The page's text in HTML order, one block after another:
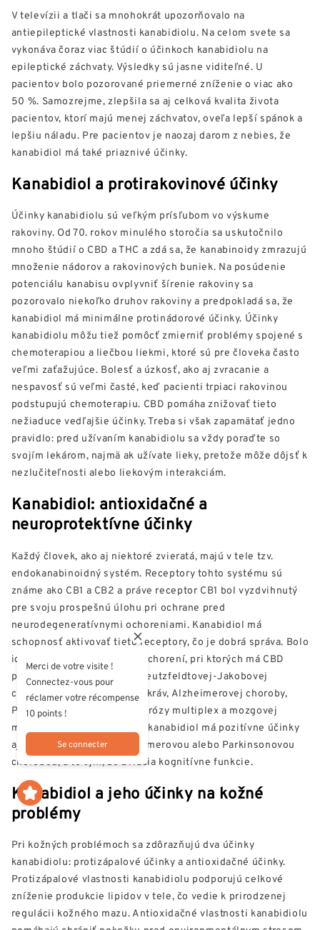
V televízii a tlači sa mnohokrát upozorňovalo na
antiepileptické vlastnosti kanabidiolu. Na celom svete sa
vykonáva čoraz viac štúdií o účinkoch kanabidiolu na
epileptické záchvaty. Výsledky sú jasne viditeľné. U
pacientov bolo pozorované priemerné zníženie o viac ako
50 %. Samozrejme, zlepšila sa aj celková kvalita života
pacientov, ktorí majú menej záchvatov, oveľa lepší spánok a
lepšiu náladu. Pre pacientov je naozaj darom z nebies, že
kanabidiol má také priaznivé účinky.
Kanabidiol a protirakovinové účinky
Účinky kanabidiolu sú veľkým prísľubom vo výskume
rakoviny. Od 70. rokov minulého storočia sa uskutočnilo
mnoho štúdií o CBD a THC a zdá sa, že kanabinoidy zmrazujú
množenie nádorov a rakovinových buniek. Na posúdenie
potenciálu kanabisu ovplyvniť šírenie rakoviny sa
pozorovalo niekoľko druhov rakoviny a predpokladá sa, že
kanabidiol má minimálne protinádorové účinky. Účinky
kanabidiolu môžu tiež pomôcť zmierniť problémy spojené s
chemoterapiou a liečbou liekmi, ktoré sú pre človeka často
veľmi zaťažujúce. Bolesť a úzkosť, ako aj zvracanie a
nespavosť sú veľmi časté, keď pacienti trpiaci rakovinou
podstupujú chemoterapiu. CBD pomáha znižovať tieto
nežiaduce vedľajšie účinky. Treba si však zapamätať jedno
pravidlo: pred užívaním kanabidiolu sa vždy poraďte so
svojím lekárom, najmä ak užívate lieky, pretože môže dôjsť k
nezlučiteľnosti alebo liekovým interakciám.
Kanabidiol: antioxidačné a
neuroprotektívne účinky
Každý človek, ako aj niektoré zvieratá, majú v tele tzv.
endokanabinoidný systém. Receptory tohto systému sú
známe ako CB1 a CB2 a práve receptor CB1 bol vyzdvihnutý
pre svoju prospešnú úlohu pri ochrane pred
neurodegeneratívnymi ochoreniami. Kanabidiol má
schopnosť aktivovať tieto receptory, čo je dobrá správa. Bolo
identifikovaných niekoľko ochorení, pri ktorých má CBD
priaznivé účinky, vrátane Creutzfeldtovej-Jakobovej
choroby, choroby šialených kráv, Alzheimerovej choroby,
Parkinsonovej choroby, sklerózy multiplex a mozgovej
mŕtvice. Predpokladá sa, že kanabidiol má pozitívne účinky
aj na zvieratá trpiace Alzheimerovou alebo Parkinsonovou
chorobou, a to tým, že zvracia kognitívne funkcie.
Kanabidiol a jeho účinky na kožné
problémy
Pri kožných problémoch sa zdôrazňujú dva účinky
kanabidiolu: protizápalové účinky a antioxidačné účinky.
Protizápalové vlastnosti kanabidiolu podporujú celkové
zníženie produkcie lipidov v tele, čo vedie k prirodzenej
regulácii kožného mazu. Antioxidačné vlastnosti kanabidiolu
Merci de votre visite !
Connectez-vous pour
réclamer votre récompense
10 points !
Se connecter